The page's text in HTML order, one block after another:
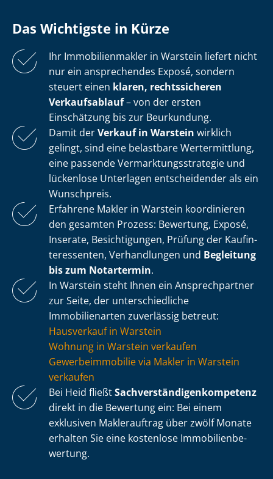
Das Wichtigste in Kürze
Ihr Im­mo­bi­li­en­mak­ler in Warstein liefert nicht
nur ein ansprechendes Exposé, sondern
steuert einen klaren, rechtssicheren
Verkaufsablauf– von der ersten
Einschätzung bis zur Beurkundung.
Damit derVerkauf in Warstein wirklich
gelingt, sind eine belastbare Wertermittlung,
eine passende Ver­mark­tungs­stra­te­gie und
lückenlose Unterlagen entscheidender als ein
Wunschpreis.
Erfahrene Makler in Warstein koordinieren
den gesamten Prozess: Bewertung, Exposé,
Inserate, Besichtigungen, Prüfung der Kauf­in­
ter­es­sen­ten, Verhandlungen und Begleitung
bis zum Notartermin.
In Warstein steht Ihnen ein Ansprechpartner
zur Seite, der un­ter­schied­li­che
Immobilienarten zuverlässig betreut:
Hausverkauf in Warstein
Wohnung in Warstein verkaufen
Ge­wer­be­im­mo­bi­lie via Makler in Warstein
verkaufen
Bei Heid fließtSach­ver­stän­di­gen­kom­pe­tenz
direkt in die Bewertung ein: Bei einem
exklusiven Maklerauftrag über zwölf Monate
erhalten Sie eine kostenlose Im­mo­bi­li­en­be­
wer­tung.